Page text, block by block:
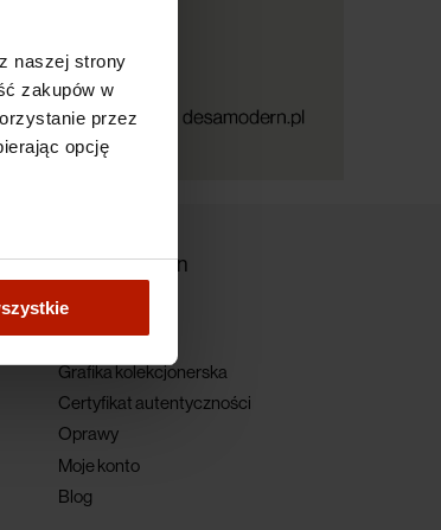
naszej strony
zakupów w
przez
opcję
DESA Modern
O nas
Kontakt
Grafika kolekcjonerska
Certyfikat autentyczności
Oprawy
Moje konto
Blog